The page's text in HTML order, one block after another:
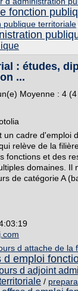
fonction
publique territoriale
: études,
...
Moyenne : 4
un cadre d'emploi
relève de la
fonctions et des
domaines. Il
de catégorie A
d attache de la
d emploi
d adjoint
/